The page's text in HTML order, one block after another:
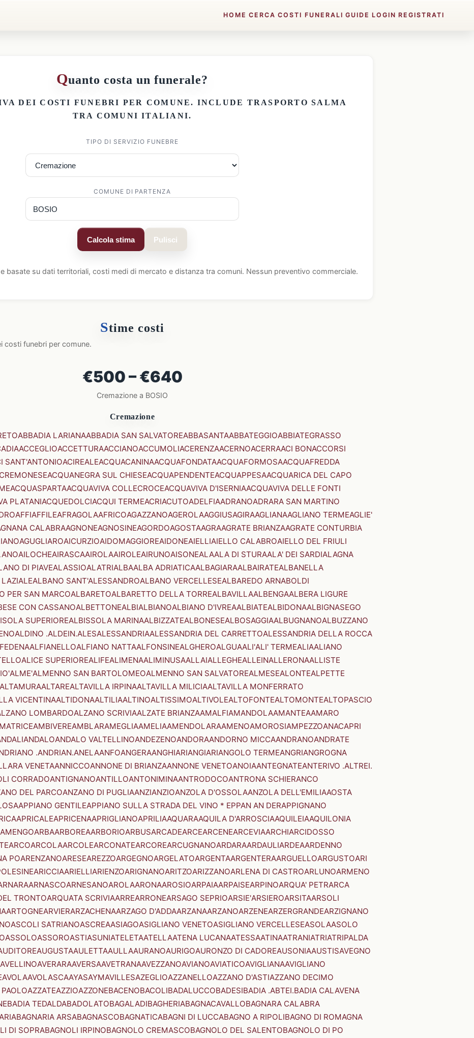
HOME CERCA COSTI FUNERALI GUIDE LOGIN REGISTRATI
Quanto costa un funerale?
DEICOSTI FUNEBRI PER COMUNE. INCLUDE TRASPORTO SALMA
TRA COMUNI ITALIANI.
TIPO DI SERVIZIO FUNEBRE
COMUNE DI PARTENZA
Calcola stima Pulisci
e basate su dati territoriali, costi medi di mercato e distanza tra comuni. Nessun preventivo commerciale.
Stime costi
costi funebri per comune.
€500 – €640
Cremazione a BOSIO
Cremazione
ABBADIA LARIANAABBADIA SAN SALVATOREABBASANTAABBATEGGIOABBIATEGRASSO
ACCEGLIOACCETTURAACCIANOACCUMOLIACERENZAACERNOACERRAACI BONACCORSI
SANT'ANTONIOACIREALEACQUACANINAACQUAFONDATAACQUAFORMOSAACQUAFREDDA
ACQUANEGRA SUL CHIESEACQUAPENDENTEACQUAPPESAACQUARICA DEL CAPO
ACQUASPARTAACQUAVIVA COLLECROCEACQUAVIVA D'ISERNIAACQUAVIVA DELLE FONTI
PLATANIACQUEDOLCIACQUI TERMEACRIACUTOADELFIAADRANOADRARA SAN MARTINO
AFFIAFFILEAFRAGOLAAFRICOAGAZZANOAGEROLAAGGIUSAGIRAAGLIANAAGLIANO TERMEAGLIE'
CALABRAAGNONEAGNOSINEAGORDOAGOSTAAGRAAGRATE BRIANZAAGRATE CONTURBIA
AGUGLIAROAICURZIOAIDOMAGGIOREAIDONEAIELLIAIELLO CALABROAIELLO DEL FRIULI
AILOCHEAIRASCAAIROLAAIROLEAIRUNOAISONEALAALA DI STURAALA' DEI SARDIALAGNA
DI PIAVEALASSIOALATRIALBAALBA ADRIATICAALBAGIARAALBAIRATEALBANELLA
ALBANO SANT'ALESSANDROALBANO VERCELLESEALBAREDO ARNABOLDI
PER SAN MARCOALBARETOALBARETTO DELLA TORREALBAVILLAALBENGAALBERA LIGURE
CON CASSANOALBETTONEALBIALBIANOALBIANO D'IVREAALBIATEALBIDONAALBIGNASEGO
SUPERIOREALBISSOLA MARINAALBIZZATEALBONESEALBOSAGGIAALBUGNANOALBUZZANO
ALDINO .ALDEIN.ALESALESSANDRIAALESSANDRIA DEL CARRETTOALESSANDRIA DELLA ROCCA
ALFIANELLOALFIANO NATTAALFONSINEALGHEROALGUAALI'ALI' TERMEALIAALIANO
ALICE SUPERIOREALIFEALIMENAALIMINUSAALLAIALLEGHEALLEINALLERONAALLISTE
ALME'ALMENNO SAN BARTOLOMEOALMENNO SAN SALVATOREALMESEALONTEALPETTE
ALTAMURAALTAREALTAVILLA IRPINAALTAVILLA MILICIAALTAVILLA MONFERRATO
VICENTINAALTIDONAALTILIAALTINOALTISSIMOALTIVOLEALTOFONTEALTOMONTEALTOPASCIO
LOMBARDOALZANO SCRIVIAALZATE BRIANZAAMALFIAMANDOLAAMANTEAAMARO
AMBIVEREAMBLARAMEGLIAAMELIAAMENDOLARAAMENOAMOROSIAMPEZZOANACAPRI
ANDALOANDALO VALTELLINOANDEZENOANDORAANDORNO MICCAANDRANOANDRATE
.ANDRIAN.ANELAANFOANGERAANGHIARIANGIARIANGOLO TERMEANGRIANGROGNA
VENETAANNICCOANNONE DI BRIANZAANNONE VENETOANOIAANTEGNATEANTERIVO .ALTREI.
CORRADOANTIGNANOANTILLOANTONIMINAANTRODOCOANTRONA SCHIERANCO
DEL PARCOANZANO DI PUGLIAANZIANZIOANZOLA D'OSSOLAANZOLA DELL'EMILIAAOSTA
APPIANO GENTILEAPPIANO SULLA STRADA DEL VINO * EPPAN AN DERAPPIGNANO
APRICALEAPRICENAAPRIGLIANOAPRILIAAQUARAAQUILA D'ARROSCIAAQUILEIAAQUILONIA
ARBAARBOREAARBORIOARBUSARCADEARCEARCENEARCEVIAARCHIARCIDOSSO
ARCOARCOLAARCOLEARCONATEARCOREARCUGNANOARDARAARDAULIARDEAARDENNO
POARENZANOARESEAREZZOARGEGNOARGELATOARGENTAARGENTERAARGUELLOARGUSTOARI
ARICCIAARIELLIARIENZOARIGNANOARITZOARIZZANOARLENA DI CASTROARLUNOARMENO
ARNASCOARNESANOAROLAARONAAROSIOARPAIAARPAISEARPINOARQUA' PETRARCA
TRONTOARQUATA SCRIVIAARREARRONEARSAGO SEPRIOARSIE'ARSIEROARSITAARSOLI
ARTOGNEARVIERARZACHENAARZAGO D'ADDAARZANAARZANOARZENEARZERGRANDEARZIGNANO
ASCOLI SATRIANOASCREAASIAGOASIGLIANO VENETOASIGLIANO VERCELLESEASOLAASOLO
ASSOLOASSOROASTIASUNIATELETAATELLAATENA LUCANAATESSAATINAATRANIATRIATRIPALDA
AUGUSTAAULETTAAULLAAURANOAURIGOAURONZO DI CADOREAUSONIAAUSTISAVEGNO
AVELLINOAVERARAAVERSAAVETRANAAVEZZANOAVIANOAVIATICOAVIGLIANAAVIGLIANO
AVOLAAVOLASCAAYASAYMAVILLESAZEGLIOAZZANELLOAZZANO D'ASTIAZZANO DECIMO
AZZATEAZZIOAZZONEBACENOBACOLIBADALUCCOBADESIBADIA .ABTEI.BADIA CALAVENA
BADIA TEDALDABADOLATOBAGALADIBAGHERIABAGNACAVALLOBAGNARA CALABRA
BAGNARIA ARSABAGNASCOBAGNATICABAGNI DI LUCCABAGNO A RIPOLIBAGNO DI ROMAGNA
DI SOPRABAGNOLI IRPINOBAGNOLO CREMASCOBAGNOLO DEL SALENTOBAGNOLO DI PO